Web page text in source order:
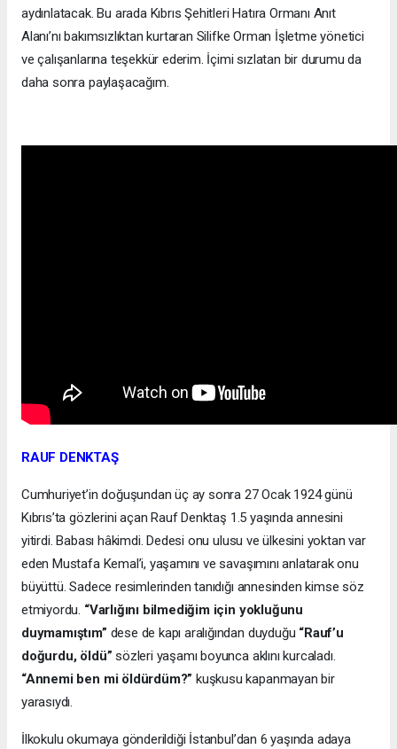
aydınlatacak. Bu arada Kıbrıs Şehitleri Hatıra Ormanı Anıt
Alanı’nı bakımsızlıktan kurtaran Silifke Orman İşletme yönetici
ve çalışanlarına teşekkür ederim. İçimi sızlatan bir durumu da
daha sonra paylaşacağım.
RAUF DENKTAŞ
Cumhuriyet’in doğuşundan üç ay sonra 27 Ocak 1924 günü
Kıbrıs’ta gözlerini açan Rauf Denktaş 1.5 yaşında annesini
yitirdi. Babası hâkimdi. Dedesi onu ulusu ve ülkesini yoktan var
eden Mustafa Kemal’i, yaşamını ve savaşımını anlatarak onu
büyüttü. Sadece resimlerinden tanıdığı annesinden kimse söz
etmiyordu. “Varlığını bilmediğim için yokluğunu
duymamıştım” dese de kapı aralığından duyduğu “Rauf’u
doğurdu, öldü” sözleri yaşamı boyunca aklını kurcaladı.
“Annemi ben mi öldürdüm?”kuşkusu kapanmayan bir
yarasıydı.
İlkokulu okumaya gönderildiği İstanbul’dan 6 yaşında adaya